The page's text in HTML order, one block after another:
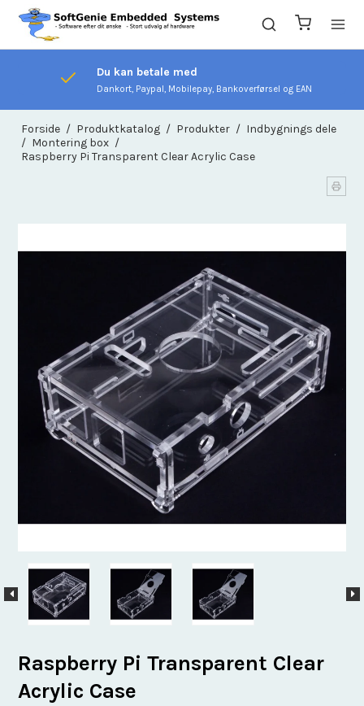
Du kan betale med
Dankort, Paypal, Mobilepay, Bankoverførsel og EAN
Forside / Produktkatalog / Produkter / Indbygnings dele
/ Montering box /
Raspberry Pi Transparent Clear Acrylic Case
Raspberry Pi Transparent Clear
Acrylic Case